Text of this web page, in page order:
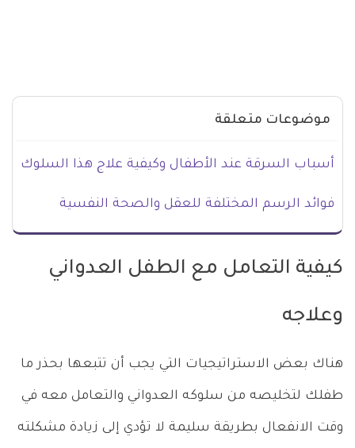
موضوعات متعلقة
أسباب السرقة عند الأطفال وكيفية علاج هذا السلوك
فوائد الرسم المختلفة للعقل والصحة النفسية
كيفية التعامل مع الطفل العدواني
وعلاجه
هناك بعض الاستراتيجيات التي يجب أن تتبعها بحذر ما
طفلك لتخليصه من سلوكه العدواني والتعامل معه في
وقت الانفعال بطريقة سليمة لا تؤدي إلى زيادة مشكلته